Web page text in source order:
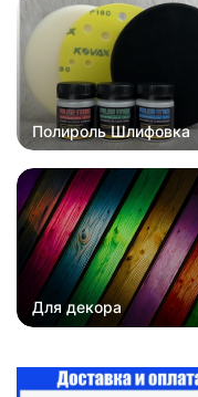
Полироль Шлифовка
Для декора